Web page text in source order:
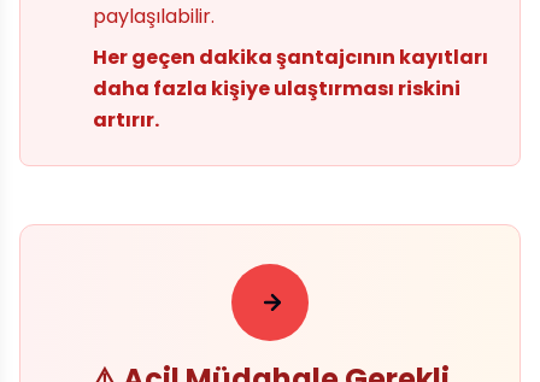
paylaşılabilir.
Her geçen dakika şantajcının kayıtları
daha fazla kişiye ulaştırması riskini
artırır.